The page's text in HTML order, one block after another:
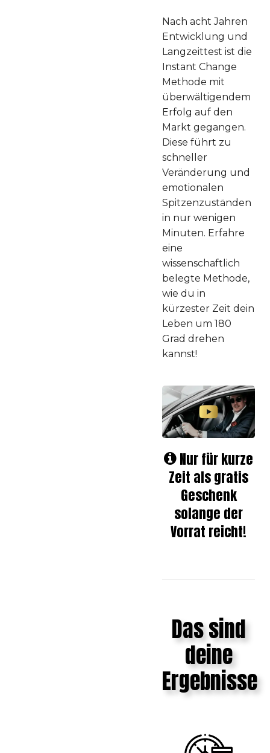
Nach acht Jahren
Entwicklung und
Langzeittest ist die
Instant Change
Methode mit
überwältigendem
Erfolg auf den
Markt gegangen.
Diese führt zu
schneller
Veränderung und
emotionalen
Spitzenzuständen
in nur wenigen
Minuten. Erfahre
eine
wissenschaftlich
belegte Methode,
wie du in
kürzester Zeit dein
Leben um 180
Grad drehen
kannst!
Nur für kurze
Zeit als gratis
Geschenk
solange der
Vorrat reicht!
Das sind
deine
Ergebnisse